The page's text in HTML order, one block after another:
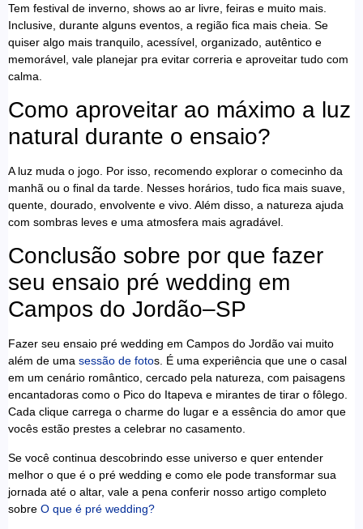
Tem festival de inverno, shows ao ar livre, feiras e muito mais.
Inclusive, durante alguns eventos, a região fica mais cheia. Se
quiser algo mais tranquilo, acessível, organizado, autêntico e
memorável, vale planejar pra evitar correria e aproveitar tudo com
calma.
Como aproveitar ao máximo a luz
natural durante o ensaio?
A luz muda o jogo. Por isso, recomendo explorar o comecinho da
manhã ou o final da tarde. Nesses horários, tudo fica mais suave,
quente, dourado, envolvente e vivo. Além disso, a natureza ajuda
com sombras leves e uma atmosfera mais agradável.
Conclusão sobre por que fazer
seu ensaio pré wedding em
Campos do Jordão–SP
Fazer seu ensaio pré wedding em Campos do Jordão vai muito
além de uma sessão de fotos. É uma experiência que une o casal
em um cenário romântico, cercado pela natureza, com paisagens
encantadoras como o Pico do Itapeva e mirantes de tirar o fôlego.
Cada clique carrega o charme do lugar e a essência do amor que
vocês estão prestes a celebrar no casamento.
Se você continua descobrindo esse universo e quer entender
melhor o que é o pré wedding e como ele pode transformar sua
jornada até o altar, vale a pena conferir nosso artigo completo
sobre O que é pré wedding?